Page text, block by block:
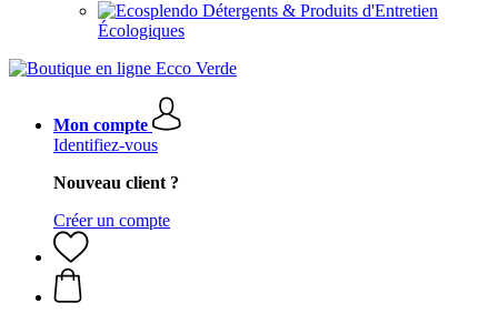
Détergents & Produits d'Entretien
Écologiques
Mon compte
Identifiez-vous
Nouveau client ?
Créer un compte